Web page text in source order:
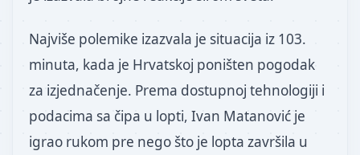
Najviše polemike izazvala je situacija iz 103.
minuta, kada je Hrvatskoj poništen pogodak
za izjednačenje. Prema dostupnoj tehnologiji i
podacima sa čipa u lopti, Ivan Matanović je
igrao rukom pre nego što je lopta završila u